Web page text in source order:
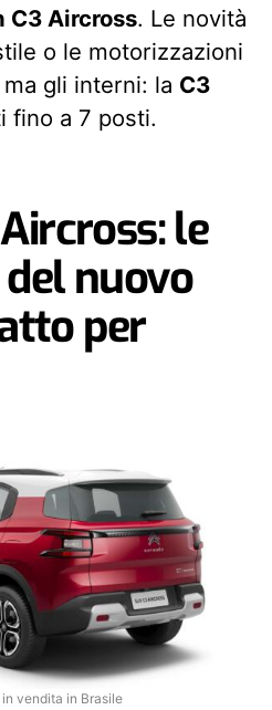
C3 Aircross. Le novità
o le motorizzazioni
gli interni: la C3
fino a 7 posti.
le
nuovo
per
vendita in Brasile